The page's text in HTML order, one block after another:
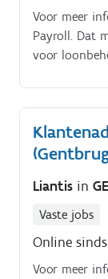
Voor meer
Payroll. Dat
voor
Liantis in
Vaste jobs
Online
Voor meer